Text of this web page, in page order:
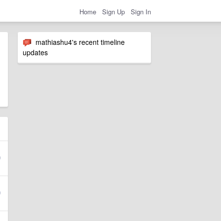
Home Sign Up Sign In
mathiashu4's recent timeline
updates